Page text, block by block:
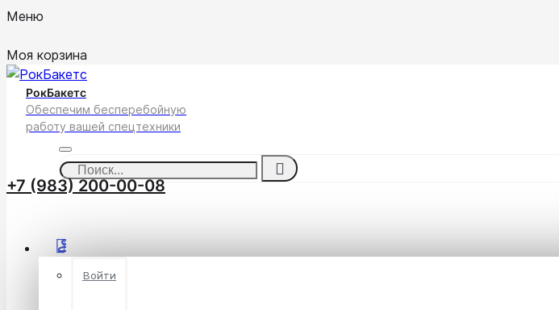
Меню
Моя корзина
РокБакетс
Обеспечим бесперебойную
работу вашей спецтехники
+7 (983) 200-00-08
Войти